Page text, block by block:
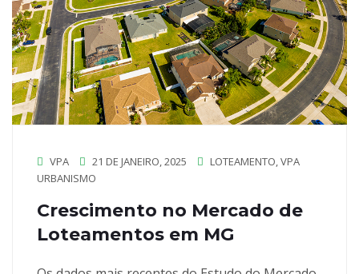
VPA 21 DE JANEIRO, 2025 LOTEAMENTO,VPA
URBANISMO
Crescimento no Mercado de
Loteamentos em MG